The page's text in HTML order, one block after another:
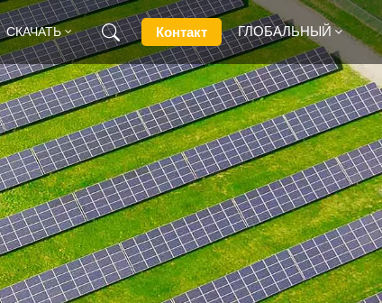
СКАЧАТЬ Контакт ГЛОБАЛЬНЫЙ
English
Français
Deutsch
Русский
Italiano